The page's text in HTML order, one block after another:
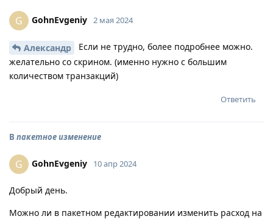
G GohnEvgeniy 2 мая 2024
Александр
Если не трудно, более подробнее можно.
желательно со скрином. (именно нужно с большим
количеством транзакций)
Ответить
В пакетное изменение
G GohnEvgeniy 10 апр 2024
Добрый день.
Можно ли в пакетном редактировании изменить расход на